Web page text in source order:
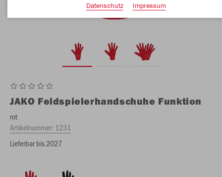
JAKO Feldspielerhandschuhe Funktion
rot
Artikelnummer: 1231
Lieferbar bis 2027
Datenschutz
Impressum